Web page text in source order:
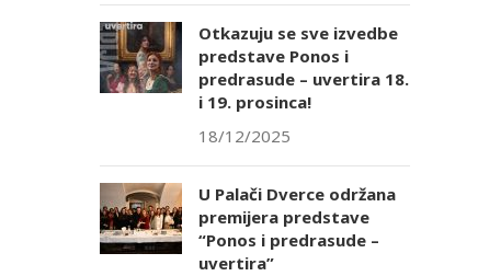
Otkazuju se sve izvedbe
predstave Ponos i
predrasude – uvertira 18.
i 19. prosinca!
18/12/2025
U Palači Dverce održana
premijera predstave
“Ponos i predrasude –
uvertira”